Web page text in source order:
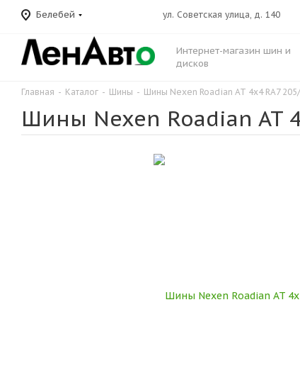
Белебей ул. Советская улица, д. 140
Интернет-магазин шин и
дисков
Главная - Каталог - Шины - Шины Nexen Roadian AT 4х4 RA7
Шины Nexen Roadian AT